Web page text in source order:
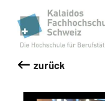
zurück